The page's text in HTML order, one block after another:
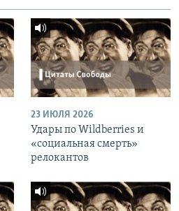
23 ИЮЛЯ 2026
Удары по Wildberries и
«социальная смерть»
релокантов